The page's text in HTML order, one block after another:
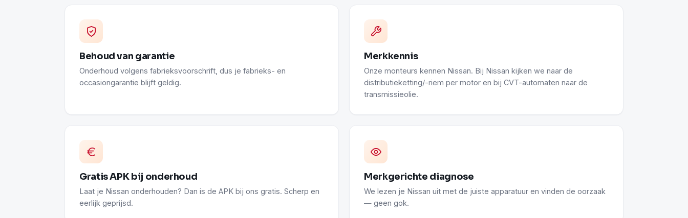
Behoud van garantie
Onderhoud volgens fabrieksvoorschrift, dus je fabrieks- en
occasiongarantie blijft geldig.
Merkkennis
Onze monteurs kennen Nissan. Bij Nissan kijken we naar de
distributieketting/-riem per motor en bij CVT-automaten naar de
transmissieolie.
Gratis APK bij onderhoud
Laat je Nissan onderhouden? Dan is de APK bij ons gratis. Scherp en
eerlijk geprijsd.
Merkgerichte diagnose
We lezen je Nissan uit met de juiste apparatuur en vinden de oorzaak
— geen gok.